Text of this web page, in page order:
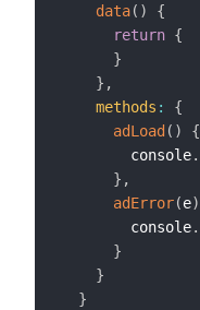
data( )
{
return {
}
} ,
methods :
{
adLoad ( )
{
        console
.
} ,
adError(e)
        console
.
}
}
}